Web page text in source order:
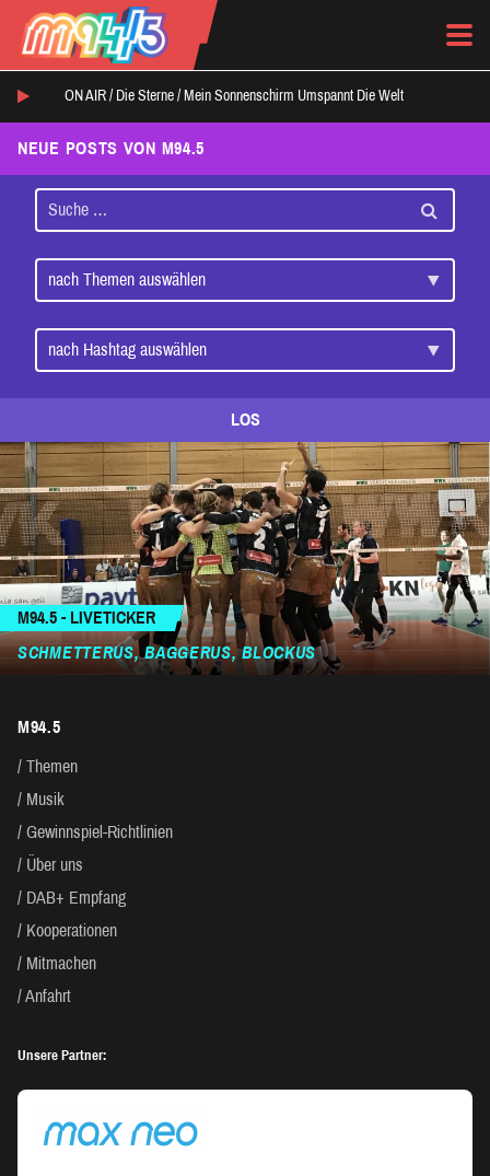
ON AIR / Die Sterne / Mein Sonnenschirm Umspannt Die Welt
NEUE POSTS VON M94.5
LOS
M94.5 - LIVETICKER
SCHMETTERUS, BAGGERUS, BLOCKUS
M94.5
Themen
Musik
Gewinnspiel-Richtlinien
Über uns
DAB+ Empfang
Kooperationen
Mitmachen
Anfahrt
Unsere Partner: